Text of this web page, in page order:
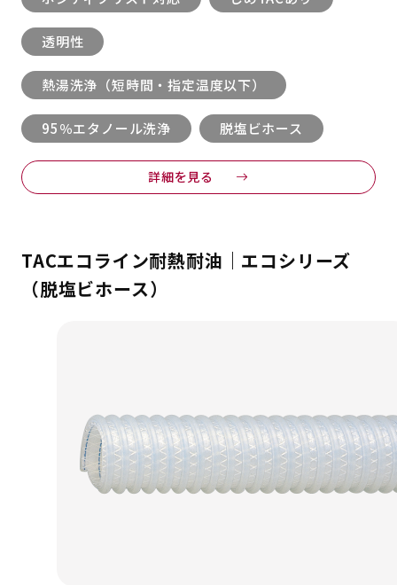
透明性
熱湯洗浄（短時間・指定温度以下）
95％エタノール洗浄 脱塩ビホース
詳細を見る
TACエコライン耐熱耐油｜エコシリーズ
（脱塩ビホース）